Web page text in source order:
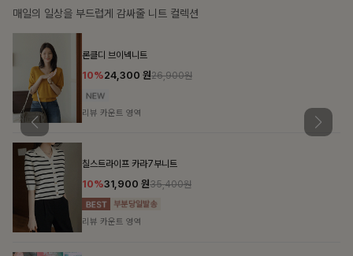
매일의 일상을 부드럽게 감싸줄 니트 컬렉션
론클디 브이넥니트
10%24,300 원26,900원
리뷰 카운트 영역
칠스트라이프 카라7부니트
10%31,900 원35,400원
리뷰 카운트 영역